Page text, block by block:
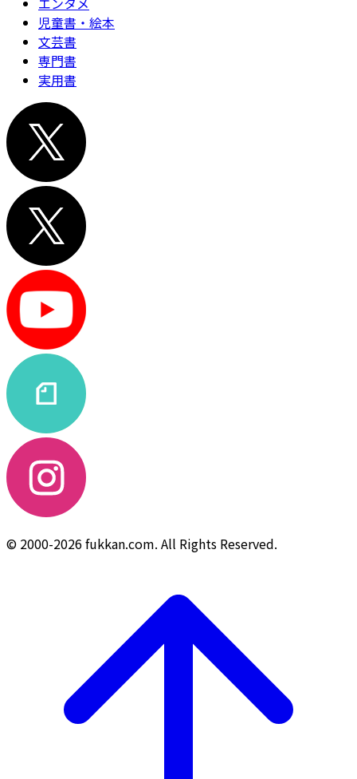
児童書・絵本
文芸書
専門書
実用書
© 2000-2026 fukkan.com. All Rights Reserved.